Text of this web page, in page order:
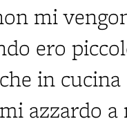
mi
ero
in
azzardo a